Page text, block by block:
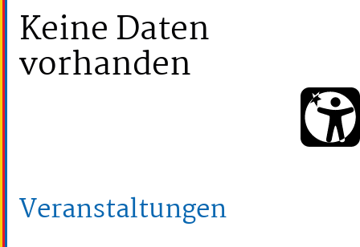
Keine Daten
vorhanden
Veranstaltungen